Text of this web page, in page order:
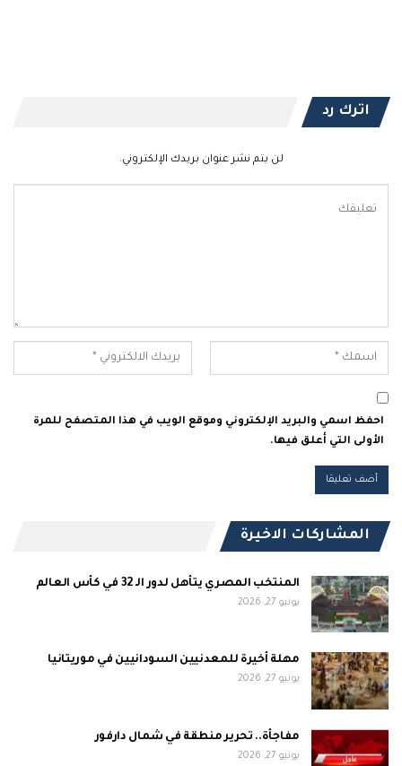
اترك رد
لن يتم نشر عنوان بريدك الإلكتروني.
احفظ اسمي والبريد الإلكتروني وموقع الويب في هذا المتصفح للمرة
الأولى التي أعلق فيها.
المشاركات الاخيرة
المنتخب المصري يتأهل لدور الـ 32 في كأس العالم
يونيو 27, 2026
مهلة أخيرة للمعدنيين السودانيين في موريتانيا
يونيو 27, 2026
مفاجأة.. تحرير منطقة في شمال دارفور
يونيو 27, 2026